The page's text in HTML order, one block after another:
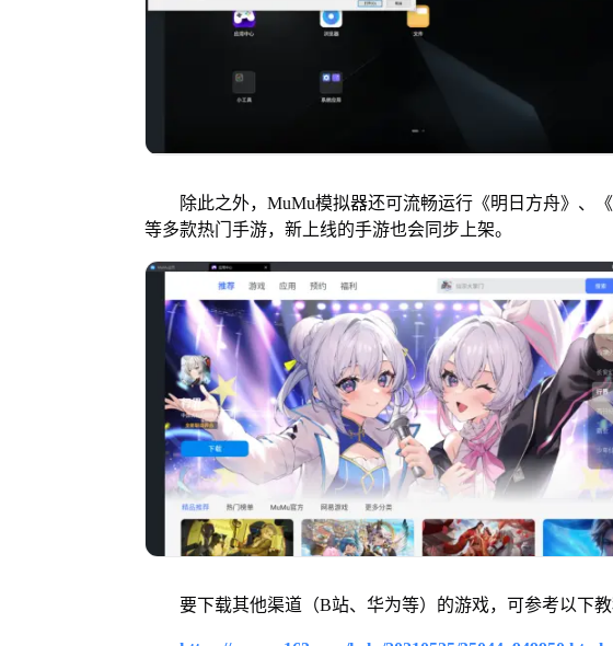
除此之外，MuMu模拟器还可流畅运行《明日方舟》、《
等多款热门手游，新上线的手游也会同步上架。
要下载其他渠道（B站、华为等）的游戏，可参考以下教